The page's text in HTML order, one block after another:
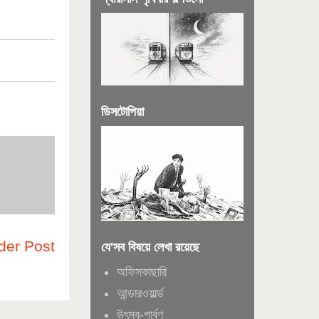
Post
ডিসটোপিয়া
যে'সব বিষয়ে লেখা রয়েছে
অফিসকাছারি
আন্ডারওয়ার্ল্ড
উৎসব-পার্বণ